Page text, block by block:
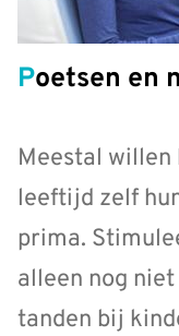
Poetsen
Meestal willen
leeftijd zelf
prima.
alleen nog
tanden bij